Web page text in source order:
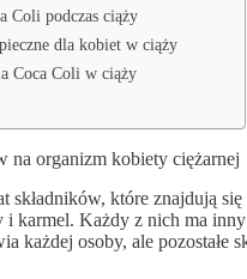
Coli podczas ciąży
dla kobiet w ciąży
Coca Coli w ciąży
na organizm kobiety ciężarnej
składników, które znajdują
karmel. Każdy z nich ma
każdej osoby, ale pozostałe